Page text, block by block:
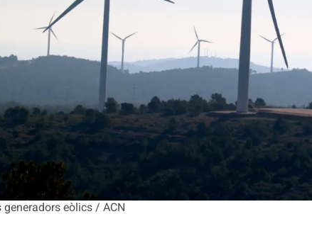
eòlics / ACN